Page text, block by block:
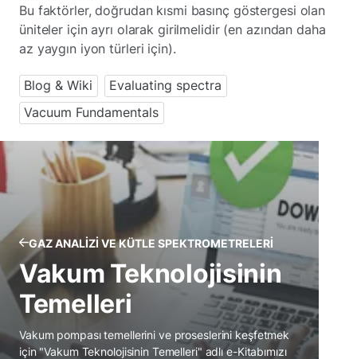
Bu faktörler, doğrudan kısmi basınç göstergesi olan
üniteler için ayrı olarak girilmelidir (en azından daha
az yaygın iyon türleri için).
Blog & Wiki
Evaluating spectra
Vacuum Fundamentals
GAZ ANALIZI VE KÜTLE SPEKTROMETRELERI
Vakum Teknolojisinin
Temelleri
Vakum pompası temellerini ve proseslerini keşfetmek
için "Vakum Teknolojisinin Temelleri" adlı e-Kitabımızı